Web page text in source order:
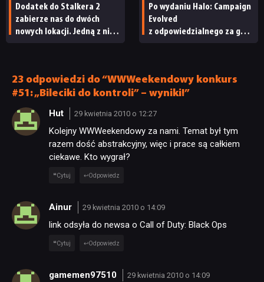
Dodatek do Stalkera 2
zabierze nas do dwóch
nowych lokacji. Jedną z nich
Po wydaniu Halo: Campaign
Evolved
z odpowiedzialnego za grę
23 odpowiedzi do “WWWeekendowy konkurs
#51: „Bileciki do kontroli” – wyniki!”
Hut 29 kwietnia 2010 o 12:27
Kolejny WWWeekendowy za nami. Temat był tym
razem dość abstrakcyjny, więc i prace są całkiem
ciekawe. Kto wygrał?
Cytuj Odpowiedz
Ainur 29 kwietnia 2010 o 14:09
link odsyła do newsa o Call of Duty: Black Ops
Cytuj Odpowiedz
gamemen97510 29 kwietnia 2010 o 14:09